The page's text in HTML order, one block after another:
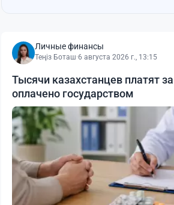
Личные финансы
Теңіз Боташ·6 августа 2026 г., 13:15
Тысячи казахстанцев платят
оплачено государством